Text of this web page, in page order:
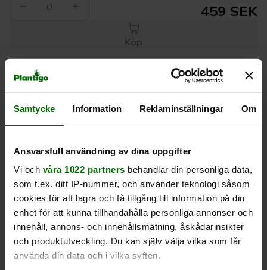
Samtycke Information Reklaminställningar Om
Ansvarsfull användning av dina uppgifter
Vi och våra 1022 partners behandlar din personliga data,
som t.ex. ditt IP-nummer, och använder teknologi såsom
cookies för att lagra och få tillgång till information på din
enhet för att kunna tillhandahålla personliga annonser och
innehåll, annons- och innehållsmätning, åskådarinsikter
och produktutveckling. Du kan själv välja vilka som får
använda din data och i vilka syften.
0 459 SEK
Köp
Leverans 1-
3 dagar
Kvalitet till
rätt pris
Eget lager allt i
en leverans
Produktrecensioner
Liknande produkter